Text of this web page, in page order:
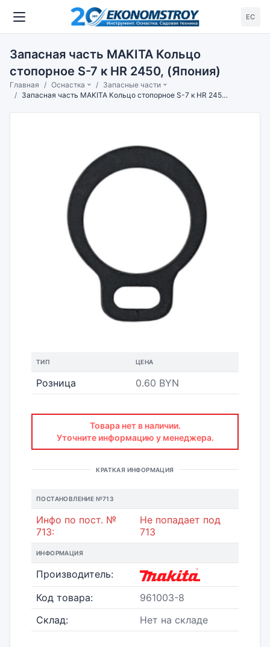
ЕС
Запасная часть MAKITA Кольцо
стопорное S-7 к HR 2450, (Япония)
Главная Оснастка
Запасные части
Запасная часть MAKITA Кольцо стопорное S-7 к HR 2450, (Япония)
ТИП ЦЕНА
Розница 0.60 BYN
Товара нет в наличии.
Уточните информацию у менеджера.
КРАТКАЯ ИНФОРМАЦИЯ
ПОСТАНОВЛЕНИЕ №713
Инфо по пост. №
713:
Не попадает под
713
ИНФОРМАЦИЯ
Производитель:
Код товара:
961003-8
Склад:
Нет на складе